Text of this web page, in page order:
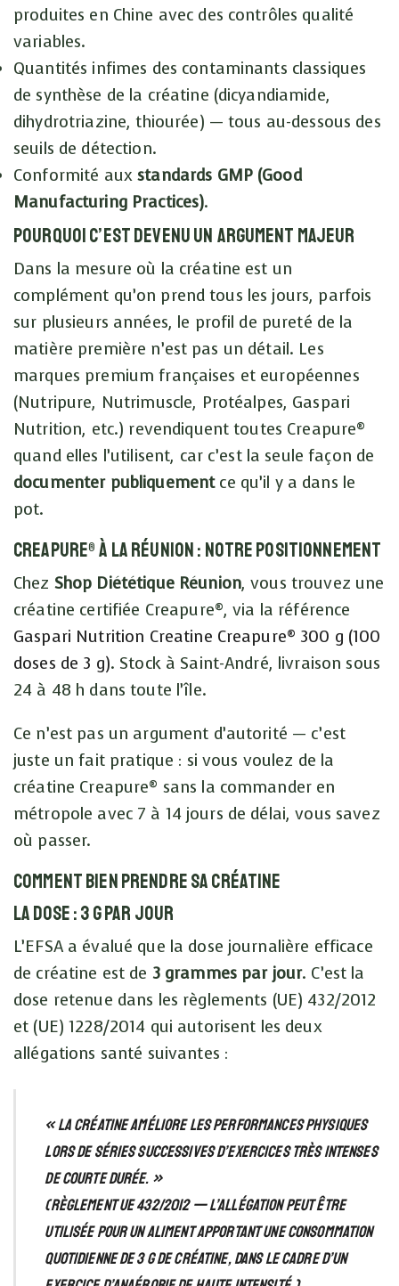
produites en Chine avec des contrôles qualité
variables.
Quantités infimes des contaminants classiques
de synthèse de la créatine (dicyandiamide,
dihydrotriazine, thiourée) — tous au-dessous des
seuils de détection.
Conformité auxstandards GMP (Good
Manufacturing Practices).
Pourquoi c’est devenu un argument majeur
Dans la mesure où la créatine est un
complément qu’on prend tous les jours, parfois
sur plusieurs années, le profil de pureté de la
matière première n’est pas un détail. Les
marques premium françaises et européennes
(Nutripure, Nutrimuscle, Protéalpes, Gaspari
Nutrition, etc.) revendiquent toutes Creapure®
quand elles l’utilisent, car c’est la seule façon de
documenter publiquementce qu’il y a dans le
pot.
Creapure® à La Réunion : notre positionnement
Chez Shop Diététique Réunion, vous trouvez une
créatine certifiée Creapure®, via la référence
Gaspari Nutrition Creatine Creapure® 300 g (100
doses de 3 g). Stock à Saint-André, livraison sous
24 à 48 h dans toute l’île.
Ce n’est pas un argument d’autorité — c’est
juste un fait pratique : si vous voulez de la
créatine Creapure® sans la commander en
métropole avec 7 à 14 jours de délai, vous savez
où passer.
Comment bien prendre sa créatine
La dose : 3 g par jour
L’EFSA a évalué que la dose journalière efficace
de créatine est de 3 grammes par jour. C’est la
dose retenue dans les règlements (UE) 432/2012
et (UE) 1228/2014 qui autorisent les deux
allégations santé suivantes :
« La créatine améliore les performances physiques
lors de séries successives d’exercices très intenses
de courte durée. »
(Règlement UE 432/2012 — l’allégation peut être
utilisée pour un aliment apportant une consommation
quotidienne de 3 g de créatine, dans le cadre d’un